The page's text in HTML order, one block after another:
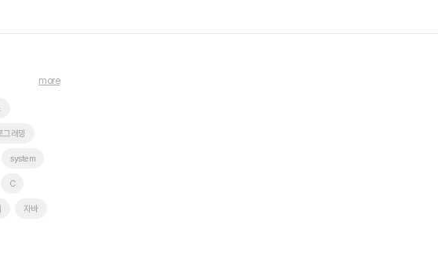
그래밍
system
C
자바
more